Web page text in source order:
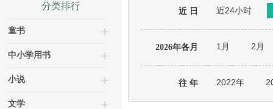
分类排行
童书
中小学用书
小说
文学
近 日 近24小时
2026年各月 1月 2月
往 年 2022年